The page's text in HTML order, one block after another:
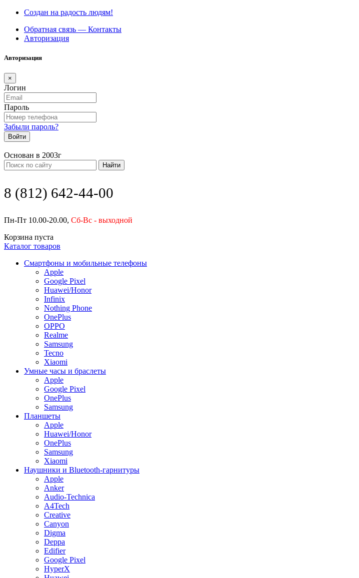
Создан на радость людям!
Обратная связь — Контакты
Авторизация
Авторизация
×
Логин
Пароль
Забыли пароль?
Войти
Основан в 2003г
Найти
8 (812) 642-44-00
Пн-Пт 10.00-20.00, Сб-Вс - выходной
Корзина пуста
Каталог товаров
Смартфоны и мобильные телефоны
Apple
Google Pixel
Huawei/Honor
Infinix
Nothing Phone
OnePlus
OPPO
Realme
Samsung
Tecno
Xiaomi
Умные часы и браслеты
Apple
Google Pixel
OnePlus
Samsung
Планшеты
Apple
Huawei/Honor
OnePlus
Samsung
Xiaomi
Наушники и Bluetooth-гарнитуры
Apple
Anker
Audio-Technica
A4Tech
Creative
Canyon
Digma
Deppa
Edifier
Google Pixel
HyperX